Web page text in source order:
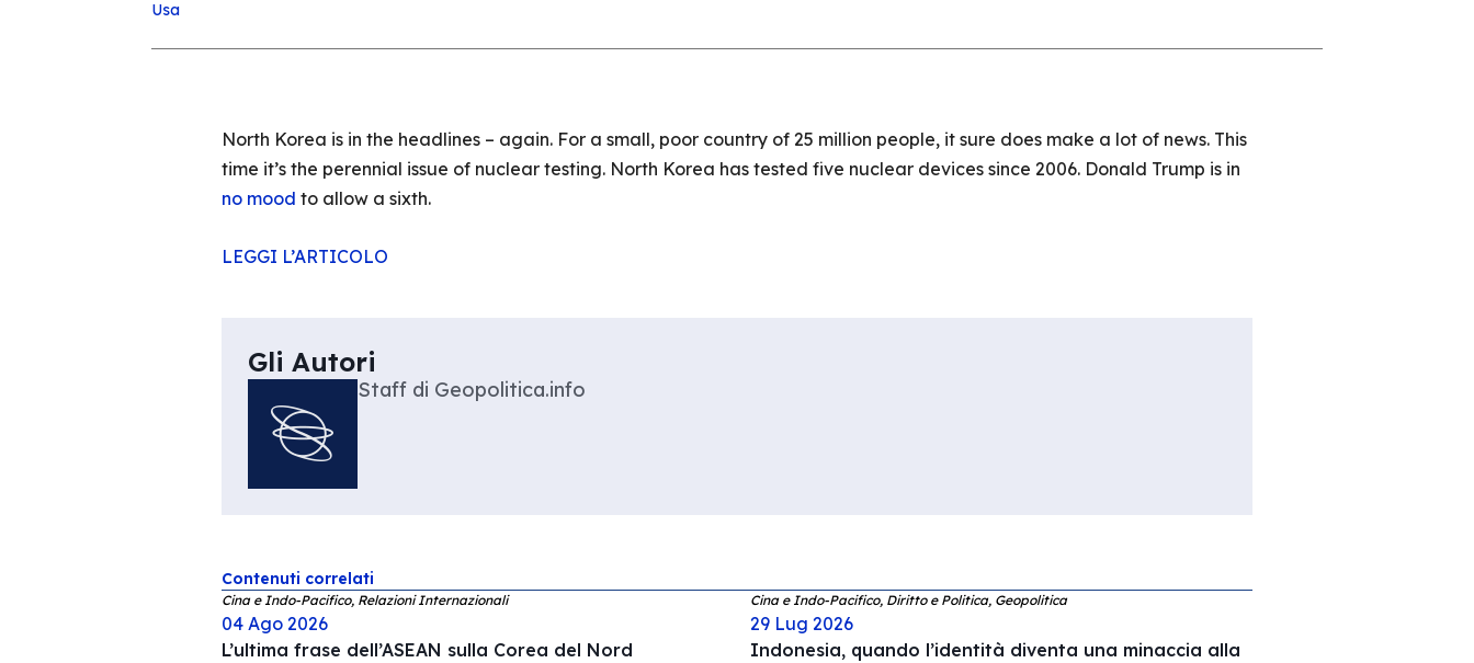
Usa
North Korea is in the headlines – again. For a small, poor country of 25 million people, it sure does make a lot of news. This
time it’s the perennial issue of nuclear testing. North Korea has tested five nuclear devices since 2006. Donald Trump is in
no mood to allow a sixth.
LEGGI L’ARTICOLO
Gli Autori
Staff di Geopolitica.info
Contenuti correlati
Cina e Indo-Pacifico, Relazioni Internazionali
04 Ago 2026
L’ultima frase dell’ASEAN sulla Corea del Nord
Cina e Indo-Pacifico, Diritto e Politica, Geopolitica
29 Lug 2026
Indonesia, quando l’identità diventa una minaccia alla